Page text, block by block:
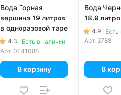
Вода Горная
вершина 19 литров
в одноразовой таре
4.3
Есть в наличии
Арт. 0041088
В корзину
Вода
18.9
4.9
Есть
Арт. 3788
В